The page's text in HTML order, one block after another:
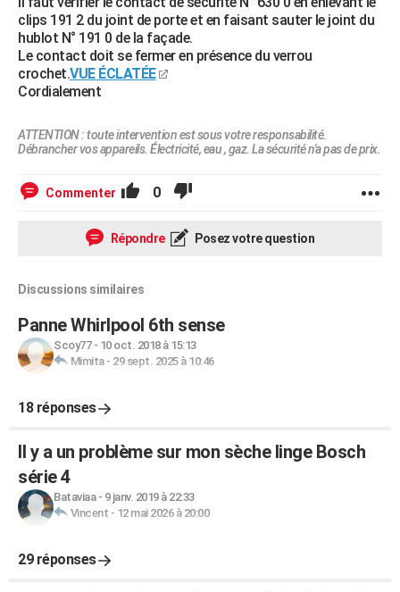
clips 191 2 du joint de porte et en faisant sauter le joint du
hublot N° 191 0 de la façade.
Le contact doit se fermer en présence du verrou
crochet.VUE ÉCLATÉE
Cordialement
ATTENTION : toute intervention est sous votre responsabilité.
Débrancher vos appareils. Électricité, eau , gaz. La sécurité n'a pas de prix.
Commenter 0
Répondre Posez votre question
Discussions similaires
Panne Whirlpool 6th sense
Scoy77- 10 oct. 2018 à 15:13
Mimita- 29 sept. 2025 à 10:46
18 réponses
Il y a un problème sur mon sèche linge Bosch
série 4
Bataviaa- 9 janv. 2019 à 22:33
Vincent - 12 mai 2026 à 20:00
29 réponses